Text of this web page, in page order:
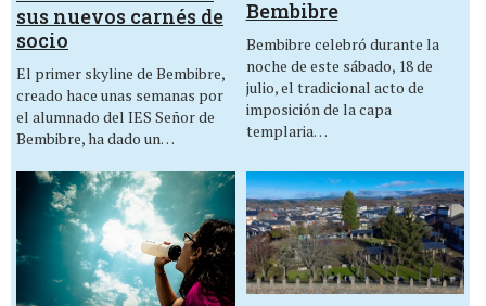
sus nuevos carnés de
socio
El primer skyline de Bembibre,
creado hace unas semanas por
el alumnado del IES Señor de
Bembibre, ha dado un…
Bembibre
Bembibre celebró durante la
noche de este sábado, 18 de
julio, el tradicional acto de
imposición de la capa
templaria…